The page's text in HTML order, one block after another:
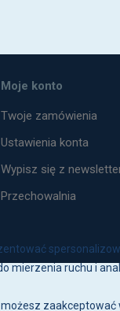
Moje konto
Twoje zamówienia
Ustawienia konta
Wypisz się z
Przechowalnia
mierzenia ruchu i